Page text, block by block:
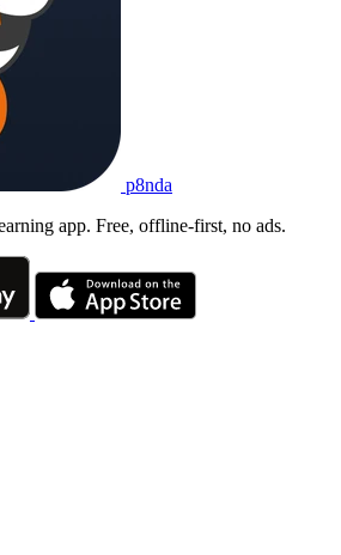
p8nda
app. Free, offline-first, no ads.